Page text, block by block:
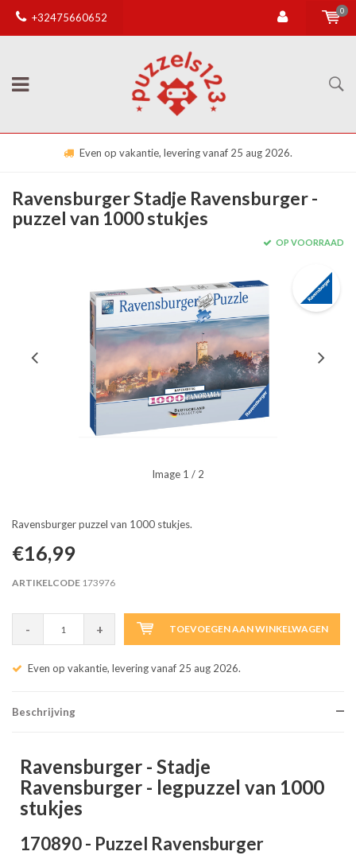
+32475660652
0
Even op vakantie, levering vanaf 25 aug 2026.
Ravensburger Stadje Ravensburger -
puzzel van 1000 stukjes
OP VOORRAAD
Image 1 / 2
Ravensburger puzzel van 1000 stukjes.
€16,99
ARTIKELCODE 173976
- + TOEVOEGEN AAN WINKELWAGEN
Even op vakantie, levering vanaf 25 aug 2026.
Beschrijving
Ravensburger - Stadje
Ravensburger - legpuzzel van 1000
stukjes
170890 - Puzzel Ravensburger